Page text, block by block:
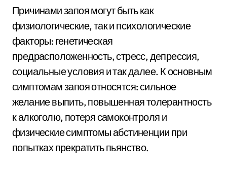
Причинами запоя могут быть как
физиологические, так и психологические
факторы: генетическая
предрасположенность, стресс, депрессия,
социальные условия и так далее. К основным
симптомам запоя относятся: сильное
желание выпить, повышенная толерантность
к алкоголю, потеря самоконтроля и
физические симптомы абстиненции при
попытках прекратить пьянство.